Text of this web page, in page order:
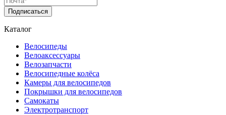
Подписаться
Каталог
Велосипеды
Велоаксессуары
Велозапчасти
Велосипедные колёса
Камеры для велосипедов
Покрышки для велосипедов
Самокаты
Электротранспорт